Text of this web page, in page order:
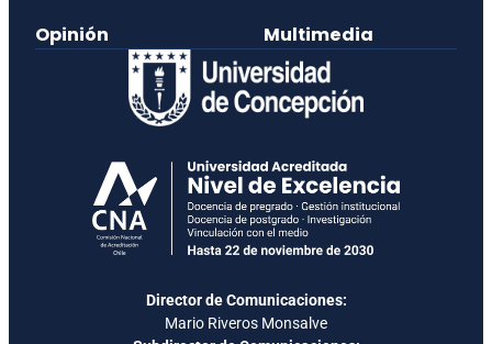
Opinión Multimedia
Director de Comunicaciones:
Mario Riveros Monsalve